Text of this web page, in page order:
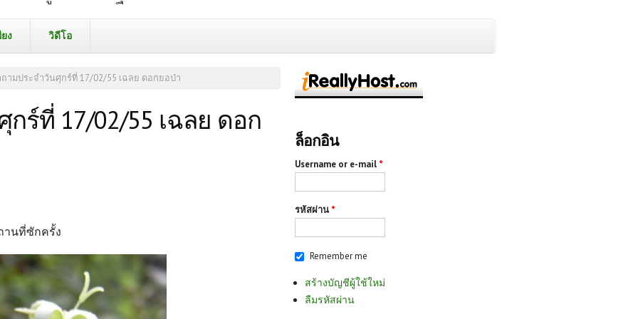
ง วิดีโอ
ามประจำวันศุกร์ที่ 17/02/55 เฉลย ดอกยอป่า
ร์ที่ 17/02/55 เฉลย ดอก
นที่ซักครั้ง
ล็อกอิน
Username or e-mail *
รหัสผ่าน *
Remember me
สร้างบัญชีผู้ใช้ใหม่
ลืมรหัสผ่าน